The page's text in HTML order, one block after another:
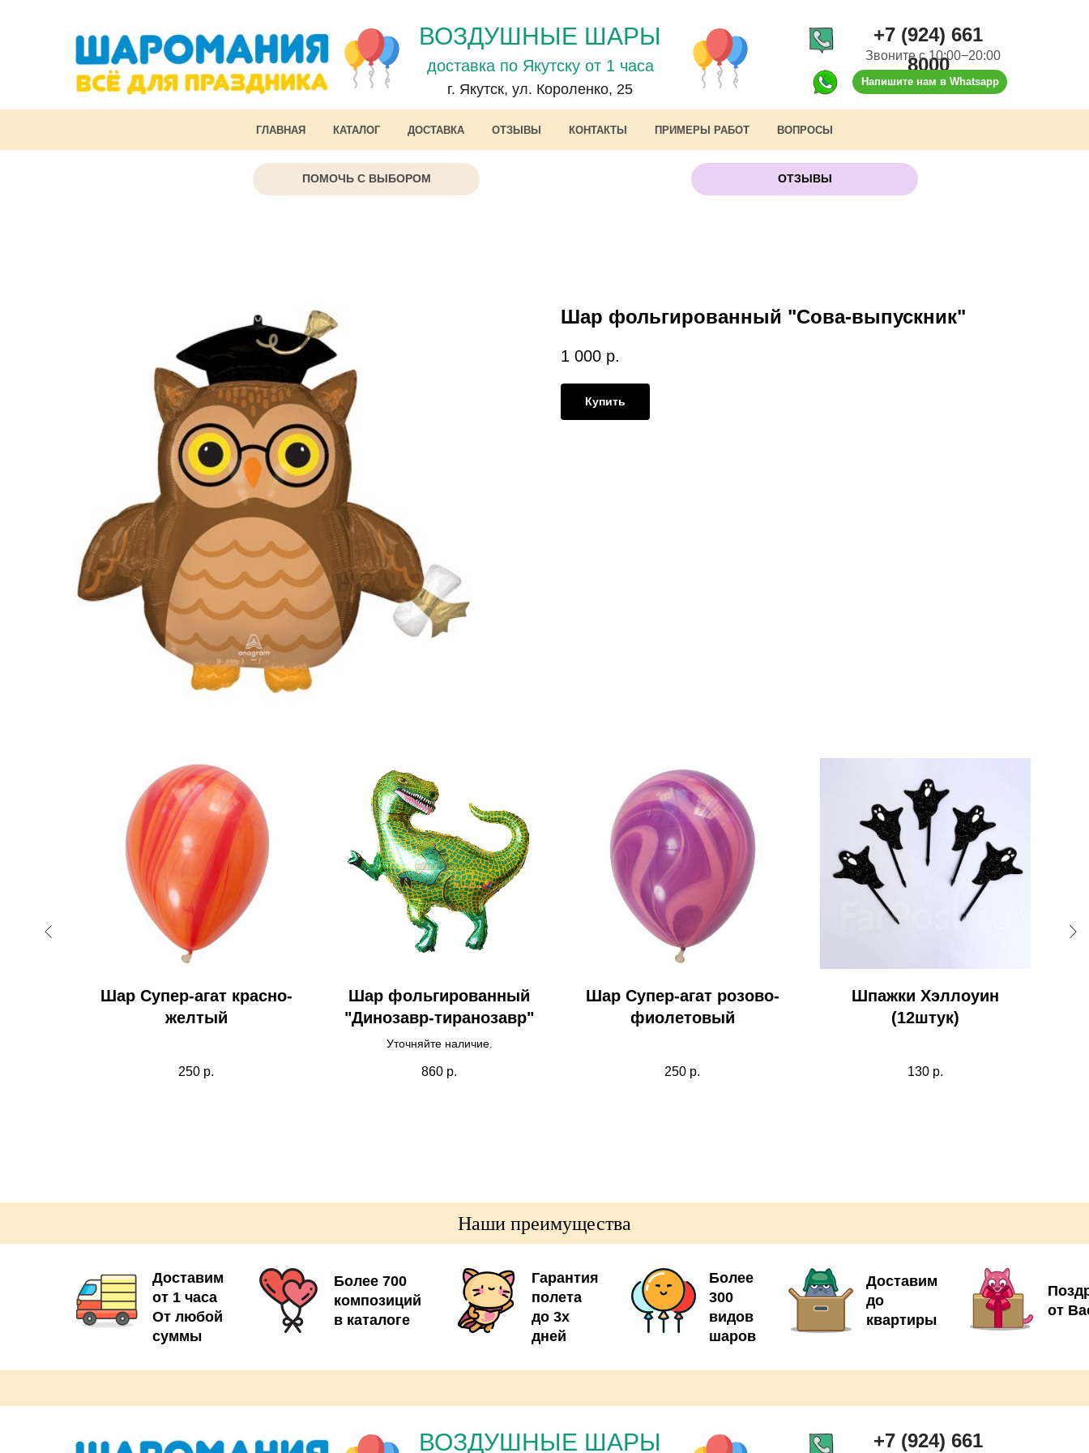
ВОЗДУШНЫЕ ШАРЫ
доставка по Якутску от 1 часа
г. Якутск, ул. Короленко, 25
+7 (924) 661
8000
Напишите нам в Whatsapp
Звоните с 10:00−20:00
ГЛАВНАЯ КАТАЛОГ ДОСТАВКА ОТЗЫВЫ КОНТАКТЫ ПРИМЕРЫ РАБОТ ВОПРОСЫ
ПОМОЧЬ С ВЫБОРОМ ОТЗЫВЫ
Шар фольгированный "Сова-выпускник"
1 000 р.
Купить
Шар Супер-агат красно-
желтый
250 р.
Шар фольгированный
"Динозавр-тиранозавр"
Уточняйте наличие.
860 р.
Шар Супер-агат розово-
фиолетовый
250 р.
Шпажки Хэллоуин
(12штук)
130 р.
Наши преимущества
Доставим
от 1 часа
От любой
суммы
Более 700
композиций
в каталоге
Гарантия
полета
до 3х
дней
Более
300
видов
шаров
Доставим
до
квартиры
от
ВОЗДУШНЫЕ ШАРЫ +7 (924) 661